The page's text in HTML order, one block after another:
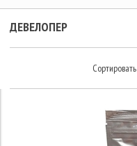
ДЕВЕЛОПЕР
Сортировать